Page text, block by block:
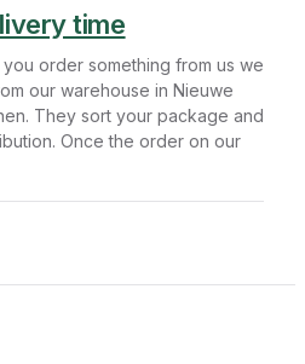
time
order something from us we
our warehouse in Nieuwe
They sort your package and
Once the order on our